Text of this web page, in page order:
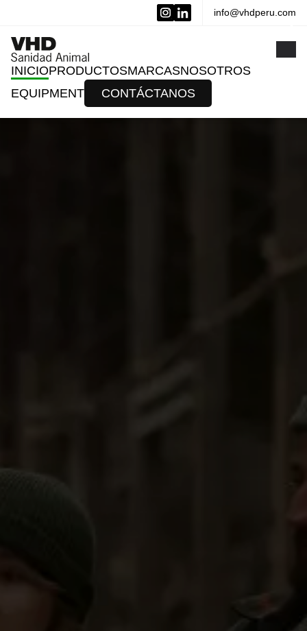
info@vhdperu.com
INICIOPRODUCTOSMARCASNOSOTROS
EQUIPMENT
CONTÁCTANOS